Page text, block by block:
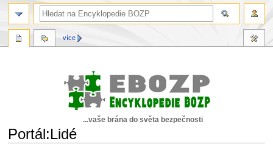
...vaše brána do světa bezpečnosti
Portál:Lidé
více